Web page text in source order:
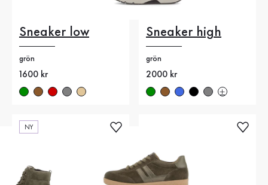
Sneaker low
grön
Nytt pris
1600 kr
Sneaker high
grön
Nytt pris
2000 kr
NY